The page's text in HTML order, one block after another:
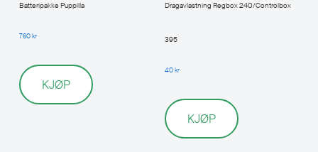
Batteripakke Puppilla
760 kr
KJØP
Dragavlastning Regbox 240/Controlbox
395
40 kr
KJØP